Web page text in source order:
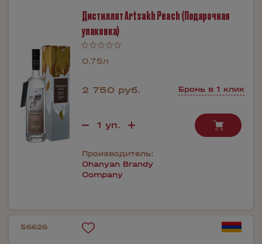
Дистиллят Artsakh Peach (Подарочная
упаковка)
0.75л
2 750 руб. Бронь в 1 клик
Производитель:
Ohanyan Brandy
Company
56626